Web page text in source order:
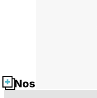
Nos fiches santé